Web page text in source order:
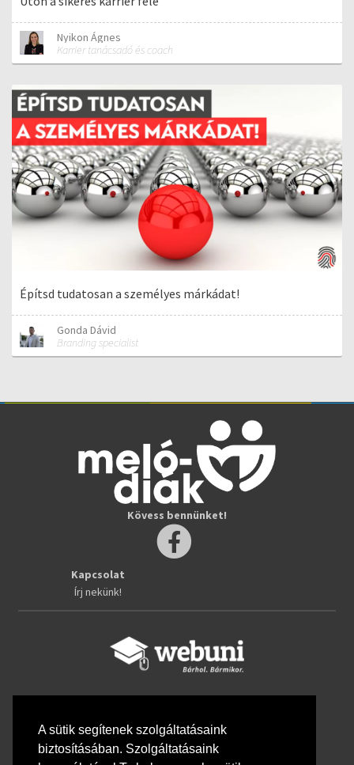
A sütik segítenek szolgáltatásaink
biztosításában. Szolgáltatásaink
Nyikon Ágnes
Karrier tanácsadó és coach
Építsd tudatosan a személyes márkádat!
Gonda Dávid
Branding specialist
Kövess bennünket!
Kapcsolat
Írj nekünk!